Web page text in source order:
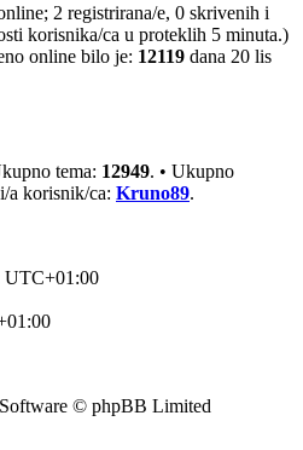
2 registrirana/e, 0 skrivenih i
korisnika/ca u proteklih 5 minuta.)
online bilo je: 12119 dana 20 lis
tema: 12949. • Ukupno
a korisnik/ca: Kruno89.
UTC+01:00
© phpBB Limited